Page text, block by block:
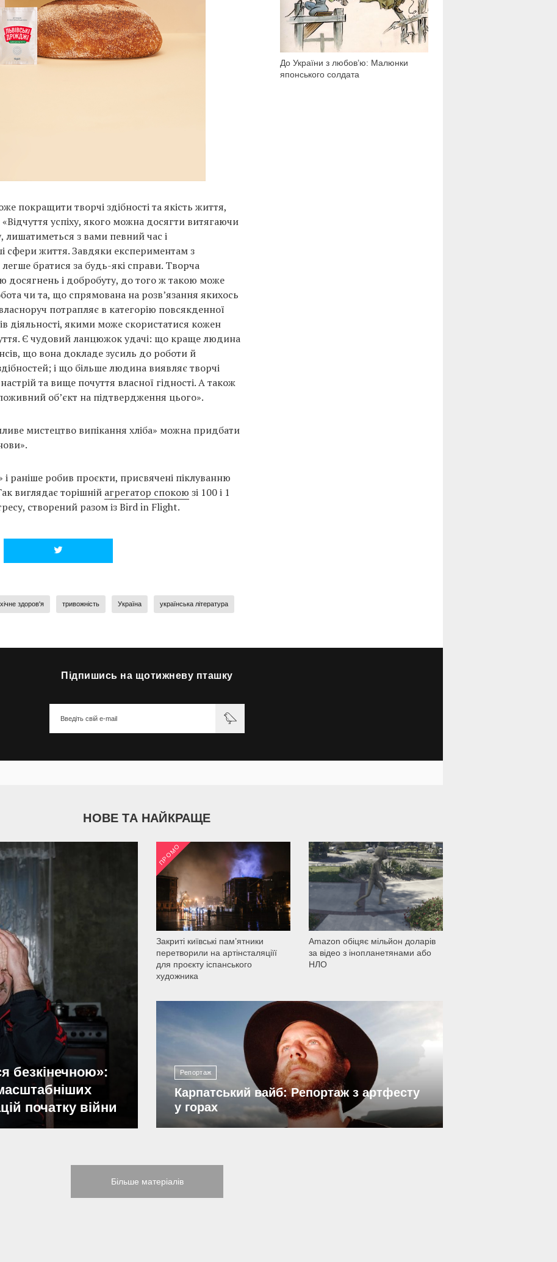
покращити творчі здібності та якість життя,
успіху, якого можна досягти витягаючи
лишатиметься з вами певний час і
сфери життя. Завдяки експериментам з
братися за будь-які справи. Творча
досягнень і добробуту, до того ж такою може
чи та, що спрямована на розв’язання якихось
потрапляє в категорію повсякденної
діяльності, якими може скористатися кожен
Є чудовий ланцюжок удачі: що краще людина
що вона докладе зусиль до роботи й
і що більше людина виявляє творчі
та вище почуття власної гідності. А також
об’єкт на підтвердження цього».
мистецтво випікання хліба» можна придбати
і раніше робив проєкти, присвячені піклуванню
виглядає торішній агрегатор спокою зі 100 і 1
створений разом із Bird in Flight.
здоров'я тривожність Україна українська література
До України з любов’ю: Малюнки
японського солдата
Підпишись на щотижневу пташку
НОВЕ ТА НАЙКРАЩЕ
безкінечною»:
початку війни
ПРОМО
Закриті київські пам’ятники
перетворили на артінсталяціїї
для проєкту іспанського
художника
2 035
Amazon обіцяє мільйон доларів
за відео з інопланетянами або
НЛО
1 501
Репортаж
Карпатський вайб: Репортаж з артфесту
у горах
Більше матеріалів